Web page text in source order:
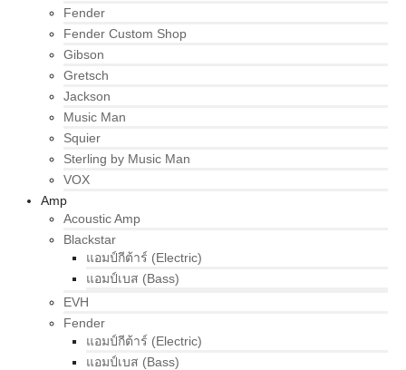
Fender
Fender Custom Shop
Gibson
Gretsch
Jackson
Music Man
Squier
Sterling by Music Man
VOX
Amp
Acoustic Amp
Blackstar
แอมป์กีต้าร์ (Electric)
แอมป์เบส (Bass)
EVH
Fender
แอมป์กีต้าร์ (Electric)
แอมป์เบส (Bass)